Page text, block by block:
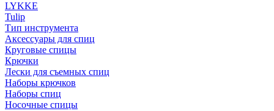
LYKKE
Tulip
Тип инструмента
Аксессуары для спиц
Круговые спицы
Крючки
Лески для съемных спиц
Наборы крючков
Наборы спиц
Носочные спицы